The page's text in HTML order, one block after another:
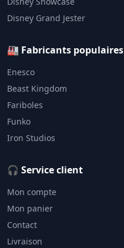
Disney Grand Jester
🏭 Fabricants populaires
Enesco
Beast Kingdom
Fariboles
Funko
Iron Studios
🎧 Service client
Mon compte
Mon panier
Contact
Livraison